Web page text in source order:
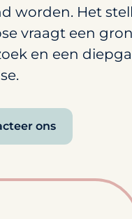
worden. Het
vraagt een
en een
ons